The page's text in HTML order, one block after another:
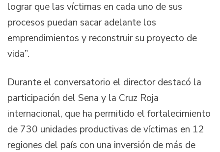
lograr que las víctimas en cada uno de sus
procesos puedan sacar adelante los
emprendimientos y reconstruir su proyecto de
vida”.
Durante el conversatorio el director destacó la
participación del Sena y la Cruz Roja
internacional, que ha permitido el fortalecimiento
de 730 unidades productivas de víctimas en 12
regiones del país con una inversión de más de